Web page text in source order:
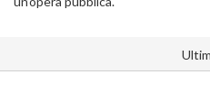
INTERVENTI